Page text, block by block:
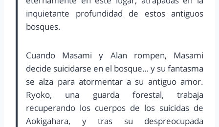
inquietante profundidad de estos antiguos
bosques.
Cuando Masami y Alan rompen, Masami
decide suicidarse en el bosque… y su fantasma
se alza para atormentar a su antiguo amor.
Ryoko, una guarda forestal, trabaja
recuperando los cuerpos de los suicidas de
Aokigahara, y tras su despreocupada